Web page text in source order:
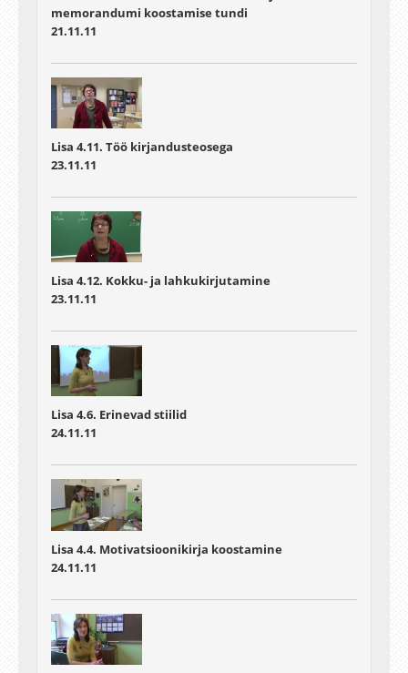
memorandumi koostamise tundi
21.11.11
Lisa 4.11. Töö kirjandusteosega
23.11.11
Lisa 4.12. Kokku- ja lahkukirjutamine
23.11.11
Lisa 4.6. Erinevad stiilid
24.11.11
Lisa 4.4. Motivatsioonikirja koostamine
24.11.11